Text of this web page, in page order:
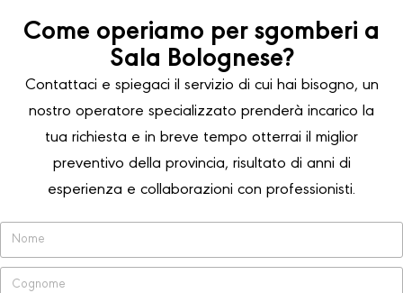
Come operiamo per sgomberi a
Sala Bolognese?
Contattaci e spiegaci il servizio di cui hai bisogno, un
nostro operatore specializzato prenderà incarico la
tua richiesta e in breve tempo otterrai il miglior
preventivo della provincia, risultato di anni di
esperienza e collaborazioni con professionisti.